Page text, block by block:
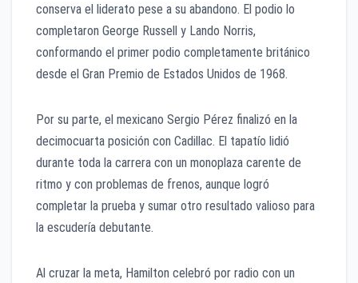
conserva el liderato pese a su abandono. El podio lo
completaron George Russell y Lando Norris,
conformando el primer podio completamente británico
desde el Gran Premio de Estados Unidos de 1968.
Por su parte, el mexicano Sergio Pérez finalizó en la
decimocuarta posición con Cadillac. El tapatío lidió
durante toda la carrera con un monoplaza carente de
ritmo y con problemas de frenos, aunque logró
completar la prueba y sumar otro resultado valioso para
la escudería debutante.
Al cruzar la meta, Hamilton celebró por radio con un